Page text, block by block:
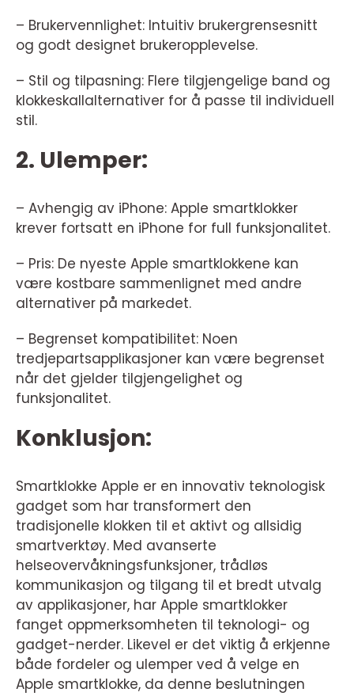
– Brukervennlighet: Intuitiv brukergrensesnitt
og godt designet brukeropplevelse.
– Stil og tilpasning: Flere tilgjengelige band og
klokkeskallalternativer for å passe til individuell
stil.
2. Ulemper:
– Avhengig av iPhone: Apple smartklokker
krever fortsatt en iPhone for full funksjonalitet.
– Pris: De nyeste Apple smartklokkene kan
være kostbare sammenlignet med andre
alternativer på markedet.
– Begrenset kompatibilitet: Noen
tredjepartsapplikasjoner kan være begrenset
når det gjelder tilgjengelighet og
funksjonalitet.
Konklusjon:
Smartklokke Apple er en innovativ teknologisk
gadget som har transformert den
tradisjonelle klokken til et aktivt og allsidig
smartverktøy. Med avanserte
helseovervåkningsfunksjoner, trådløs
kommunikasjon og tilgang til et bredt utvalg
av applikasjoner, har Apple smartklokker
fanget oppmerksomheten til teknologi- og
gadget-nerder. Likevel er det viktig å erkjenne
både fordeler og ulemper ved å velge en
Apple smartklokke, da denne beslutningen